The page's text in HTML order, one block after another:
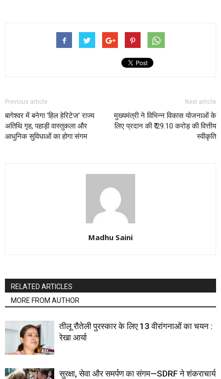
Previous article
बागेश्वर में बनेगा ‘हिल हेरिटेज’ राज्य
अतिथि गृह, पहाड़ी वास्तुकला और
आधुनिक सुविधाओं का होगा संगम
Next article
मुख्यमंत्री ने विभिन्न विकास योजनाओं के
लिए प्रदान की ₹ 29.10 करोड़ की वित्तीय
स्वीकृति
Madhu Saini
RELATED ARTICLES
MORE FROM AUTHOR
तीलू रौतेली पुरस्कार के लिए 13 वीरांगनाओं का चयन :
रेखा आर्या
सुरक्षा, सेवा और समर्पण का संगम—SDRF ने शंकराचार्य